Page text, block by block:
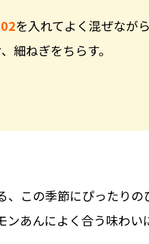
02を入れてよく混ぜなが
細ねぎをちらす。
この季節にぴったり
あんによく合う味わい